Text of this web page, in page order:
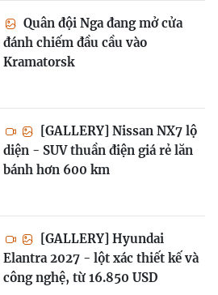
Quân đội Nga đang mở cửa
đánh chiếm đầu cầu vào
Kramatorsk
[GALLERY] Nissan NX7 lộ
diện - SUV thuần điện giá rẻ lăn
bánh hơn 600 km
[GALLERY] Hyundai
Elantra 2027 - lột xác thiết kế và
công nghệ, từ 16.850 USD